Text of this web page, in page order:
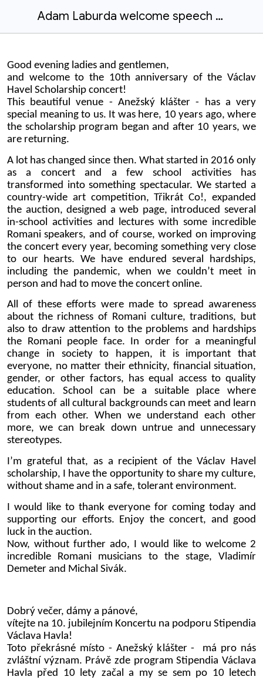
Adam Laburda welcome speech 2026
Good evening ladies and gentlemen,
and welcome to the 10th anniversary of the Václav
Havel Scholarship concert!
This beautiful venue - Anežský klášter - has a very
special meaning to us. It was here, 10 years ago, where
the scholarship program began and after 10 years, we
are returning.
A lot has changed since then. What started in 2016 only
as a concert and a few school activities has
transformed into something spectacular. We started a
country-wide art competition, Třikrát Co!, expanded
the auction, designed a web page, introduced several
in-school activities and lectures with some incredible
Romani speakers, and of course, worked on improving
the concert every year, becoming something very close
to our hearts. We have endured several hardships,
including the pandemic, when we couldn’t meet in
person and had to move the concert online.
All of these efforts were made to spread awareness
about the richness of Romani culture, traditions, but
also to draw attention to the problems and hardships
the Romani people face. In order for a meaningful
change in society to happen, it is important that
everyone, no matter their ethnicity, financial situation,
gender, or other factors, has equal access to quality
education. School can be a suitable place where
students of all cultural backgrounds can meet and learn
from each other. When we understand each other
more, we can break down untrue and unnecessary
stereotypes.
I’m grateful that, as a recipient of the Václav Havel
scholarship, I have the opportunity to share my culture,
without shame and in a safe, tolerant environment.
I would like to thank everyone for coming today and
supporting our efforts. Enjoy the concert, and good
luck in the auction.
Now, without further ado, I would like to welcome 2
incredible Romani musicians to the stage, Vladimír
Demeter and Michal Sivák.
Dobrý večer, dámy a pánové,
vítejte na 10. jubilejním Koncertu na podporu Stipendia
Václava Havla!
Toto překrásné místo - Anežský klášter - má pro nás
zvláštní význam. Právě zde program Stipendia Václava
Havla před 10 lety začal a my se sem po 10 letech